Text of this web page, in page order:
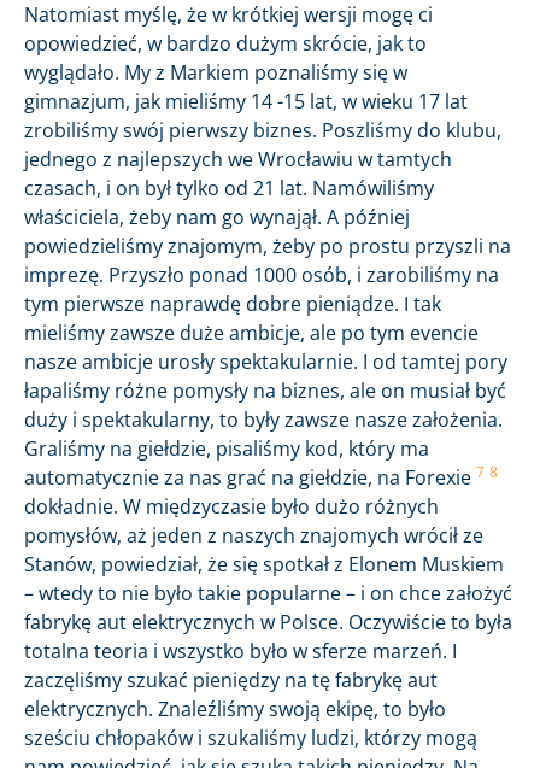
Natomiast myślę, że w krótkiej wersji mogę ci
opowiedzieć, w bardzo dużym skrócie, jak to
wyglądało. My z Markiem poznaliśmy się w
gimnazjum, jak mieliśmy 14 -15 lat, w wieku 17 lat
zrobiliśmy swój pierwszy biznes. Poszliśmy do klubu,
jednego z najlepszych we Wrocławiu w tamtych
czasach, i on był tylko od 21 lat. Namówiliśmy
właściciela, żeby nam go wynajął. A później
powiedzieliśmy znajomym, żeby po prostu przyszli na
imprezę. Przyszło ponad 1000 osób, i zarobiliśmy na
tym pierwsze naprawdę dobre pieniądze. I tak
mieliśmy zawsze duże ambicje, ale po tym evencie
nasze ambicje urosły spektakularnie. I od tamtej pory
łapaliśmy różne pomysły na biznes, ale on musiał być
duży i spektakularny, to były zawsze nasze założenia.
Graliśmy na giełdzie, pisaliśmy kod, który ma
automatycznie za nas grać na giełdzie, na Forexie 7 8
dokładnie. W międzyczasie było dużo różnych
pomysłów, aż jeden z naszych znajomych wrócił ze
Stanów, powiedział, że się spotkał z Elonem Muskiem
– wtedy to nie było takie popularne – i on chce założyć
fabrykę aut elektrycznych w Polsce. Oczywiście to była
totalna teoria i wszystko było w sferze marzeń. I
zaczęliśmy szukać pieniędzy na tę fabrykę aut
elektrycznych. Znaleźliśmy swoją ekipę, to było
sześciu chłopaków i szukaliśmy ludzi, którzy mogą